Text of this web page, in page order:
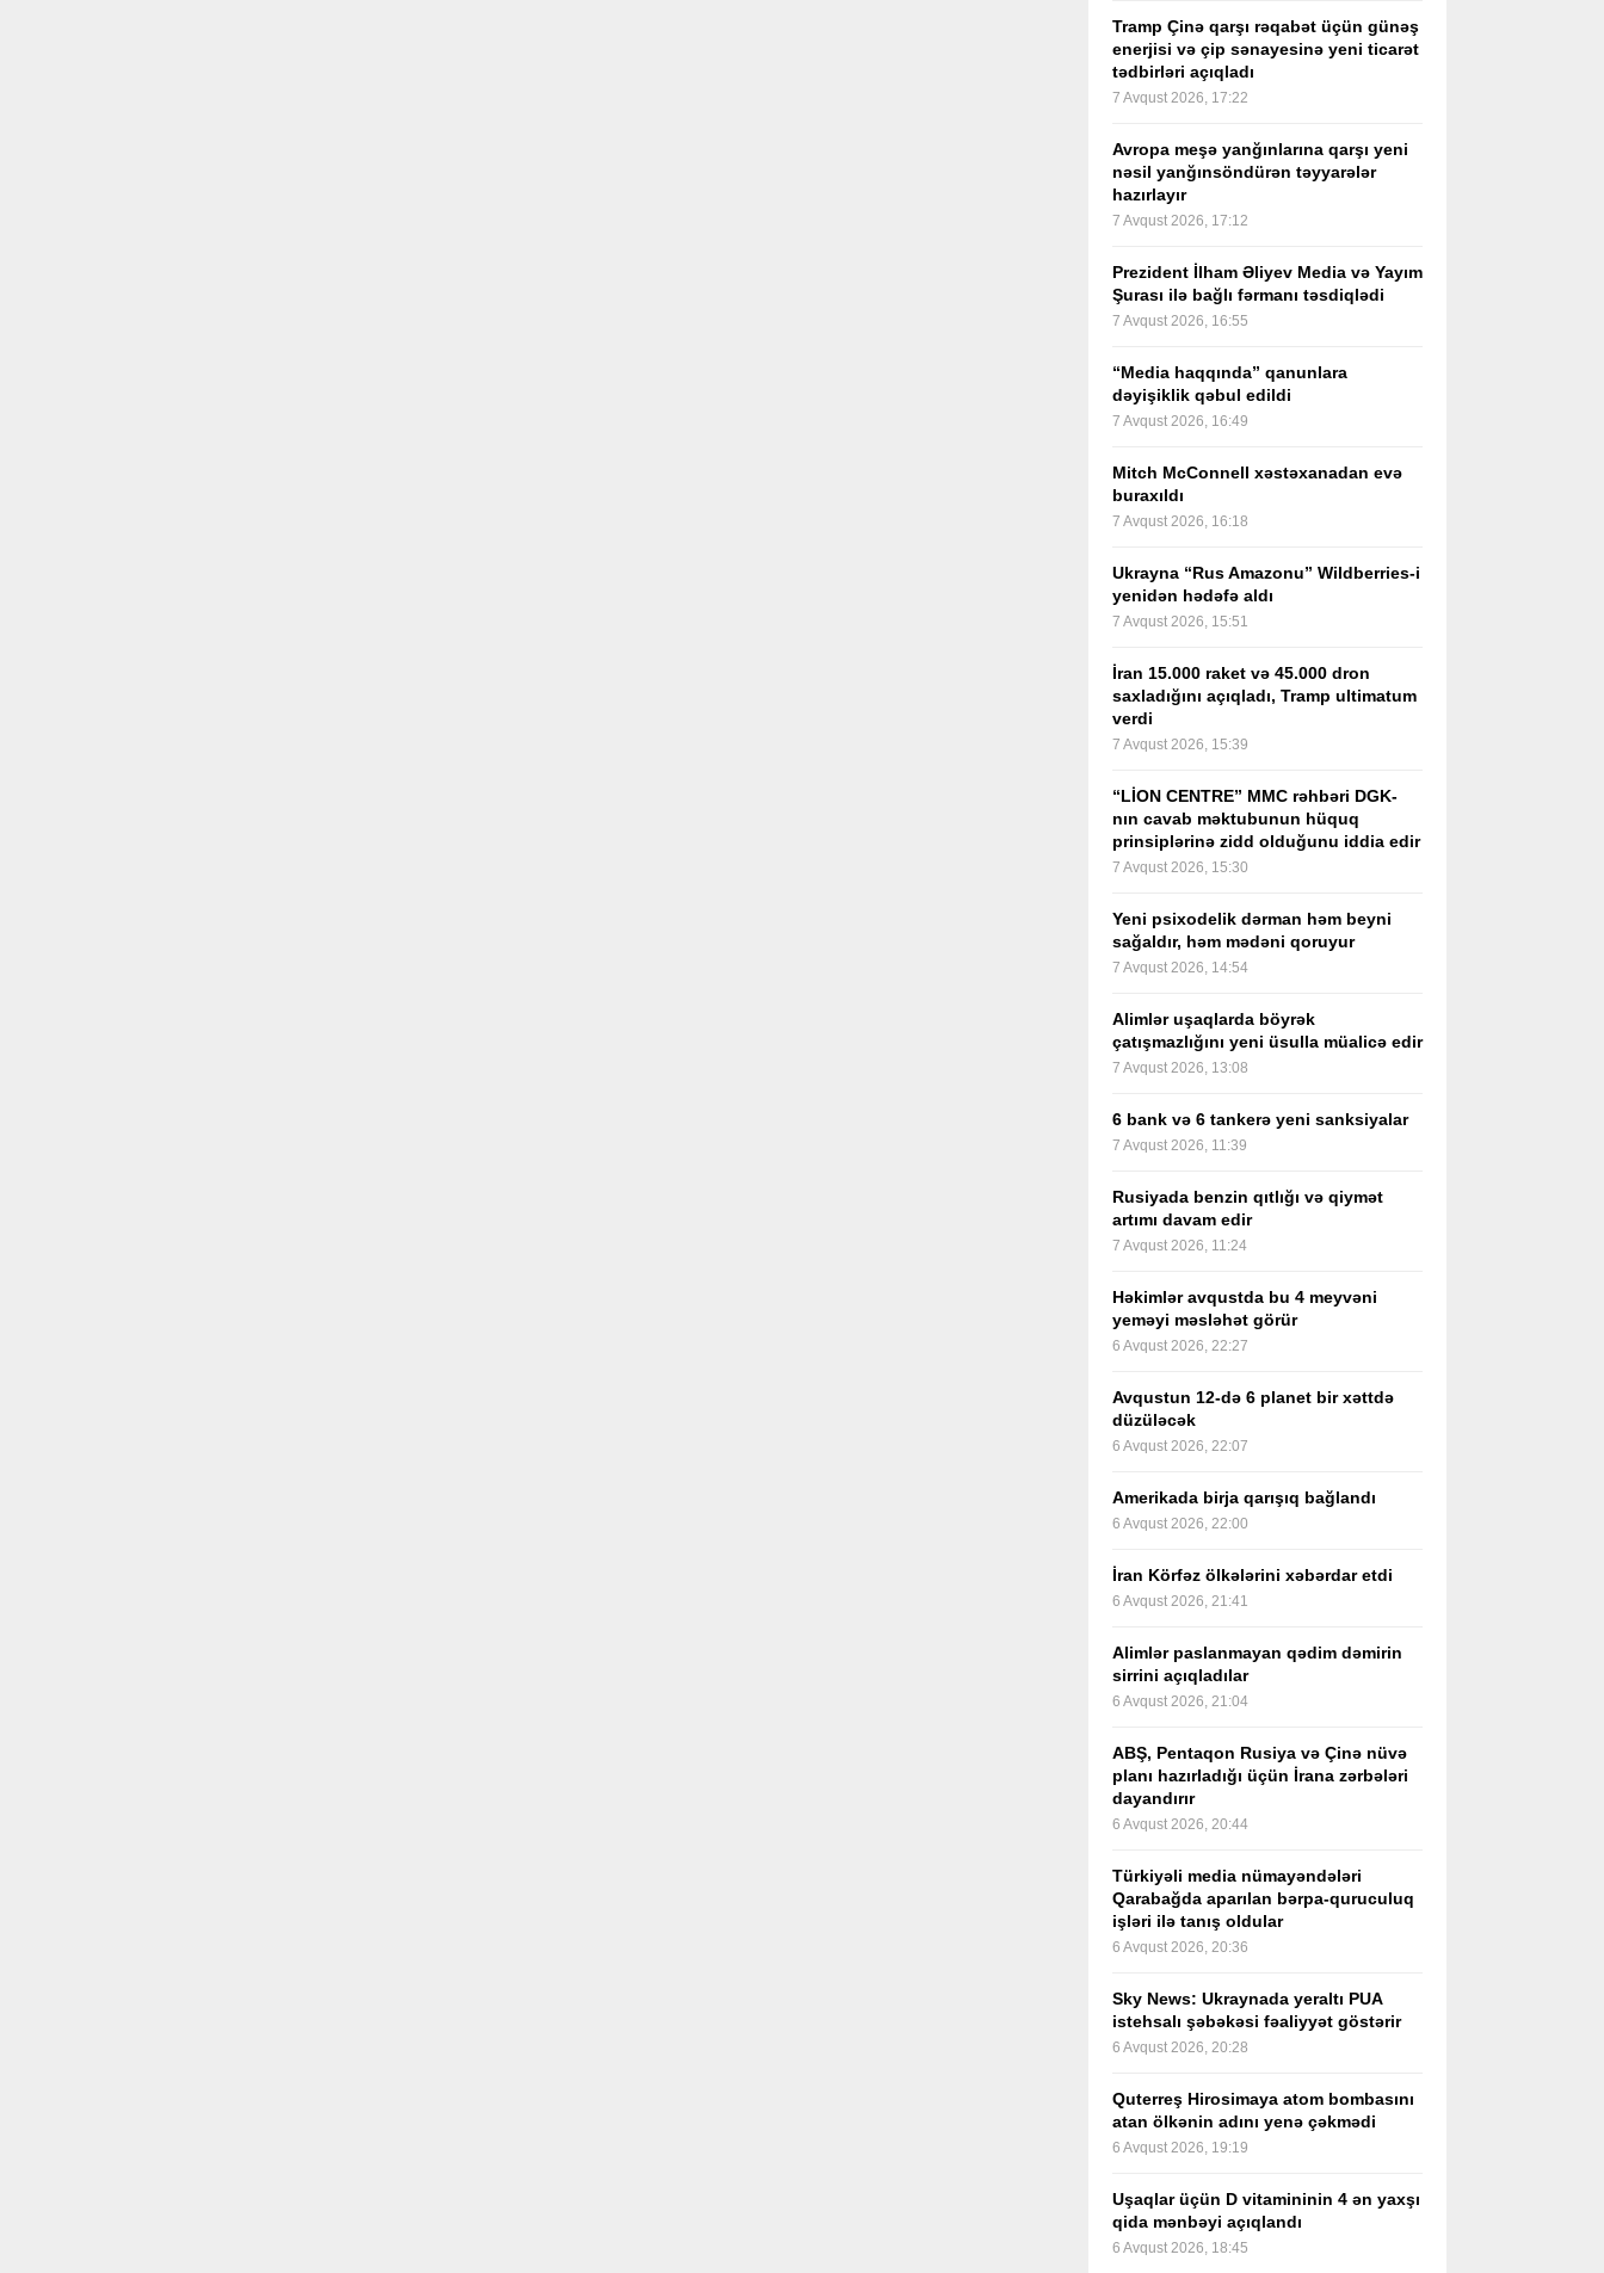
Tramp Çinə qarşı rəqabət üçün günəş
enerjisi və çip sənayesinə yeni ticarət
tədbirləri açıqladı
7 Avqust 2026, 17:22
Avropa meşə yanğınlarına qarşı yeni
nəsil yanğınsöndürən təyyarələr
hazırlayır
7 Avqust 2026, 17:12
Prezident İlham Əliyev Media və Yayım
Şurası ilə bağlı fərmanı təsdiqlədi
7 Avqust 2026, 16:55
“Media haqqında” qanunlara
dəyişiklik qəbul edildi
7 Avqust 2026, 16:49
Mitch McConnell xəstəxanadan evə
buraxıldı
7 Avqust 2026, 16:18
Ukrayna “Rus Amazonu” Wildberries-i
yenidən hədəfə aldı
7 Avqust 2026, 15:51
İran 15.000 raket və 45.000 dron
saxladığını açıqladı, Tramp ultimatum
verdi
7 Avqust 2026, 15:39
“LİON CENTRE” MMC rəhbəri DGK-
nın cavab məktubunun hüquq
prinsiplərinə zidd olduğunu iddia edir
7 Avqust 2026, 15:30
Yeni psixodelik dərman həm beyni
sağaldır, həm mədəni qoruyur
7 Avqust 2026, 14:54
Alimlər uşaqlarda böyrək
çatışmazlığını yeni üsulla müalicə edir
7 Avqust 2026, 13:08
6 bank və 6 tankerə yeni sanksiyalar
7 Avqust 2026, 11:39
Rusiyada benzin qıtlığı və qiymət
artımı davam edir
7 Avqust 2026, 11:24
Həkimlər avqustda bu 4 meyvəni
yeməyi məsləhət görür
6 Avqust 2026, 22:27
Avqustun 12-də 6 planet bir xəttdə
düzüləcək
6 Avqust 2026, 22:07
Amerikada birja qarışıq bağlandı
6 Avqust 2026, 22:00
İran Körfəz ölkələrini xəbərdar etdi
6 Avqust 2026, 21:41
Alimlər paslanmayan qədim dəmirin
sirrini açıqladılar
6 Avqust 2026, 21:04
ABŞ, Pentaqon Rusiya və Çinə nüvə
planı hazırladığı üçün İrana zərbələri
dayandırır
6 Avqust 2026, 20:44
Türkiyəli media nümayəndələri
Qarabağda aparılan bərpa-quruculuq
işləri ilə tanış oldular
6 Avqust 2026, 20:36
Sky News: Ukraynada yeraltı PUA
istehsalı şəbəkəsi fəaliyyət göstərir
6 Avqust 2026, 20:28
Quterreş Hirosimaya atom bombasını
atan ölkənin adını yenə çəkmədi
6 Avqust 2026, 19:19
Uşaqlar üçün D vitamininin 4 ən yaxşı
qida mənbəyi açıqlandı
6 Avqust 2026, 18:45